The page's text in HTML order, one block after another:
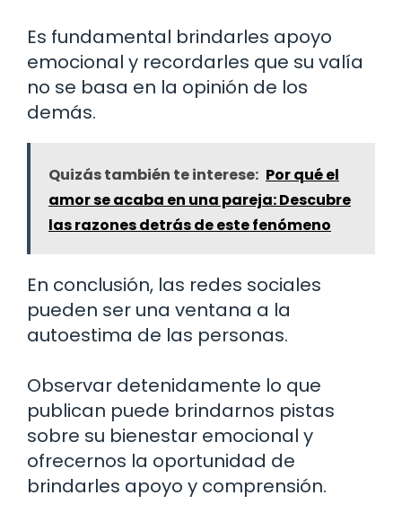
Es fundamental brindarles apoyo
emocional y recordarles que su valía
no se basa en la opinión de los
demás.
Quizás también te interese: Por qué el
amor se acaba en una pareja: Descubre
las razones detrás de este fenómeno
En conclusión, las redes sociales
pueden ser una ventana a la
autoestima de las personas.
Observar detenidamente lo que
publican puede brindarnos pistas
sobre su bienestar emocional y
ofrecernos la oportunidad de
brindarles apoyo y comprensión.